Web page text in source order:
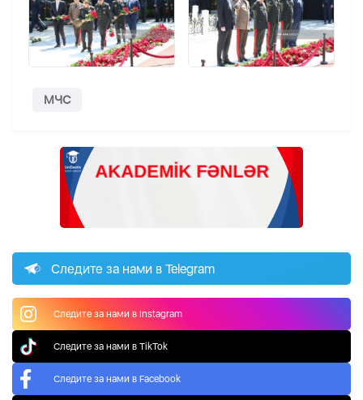
МЧС
Следите за нами в Telegram
Следите за нами в Instagram
Следите за нами в TikTok
Следите за нами в Facebook